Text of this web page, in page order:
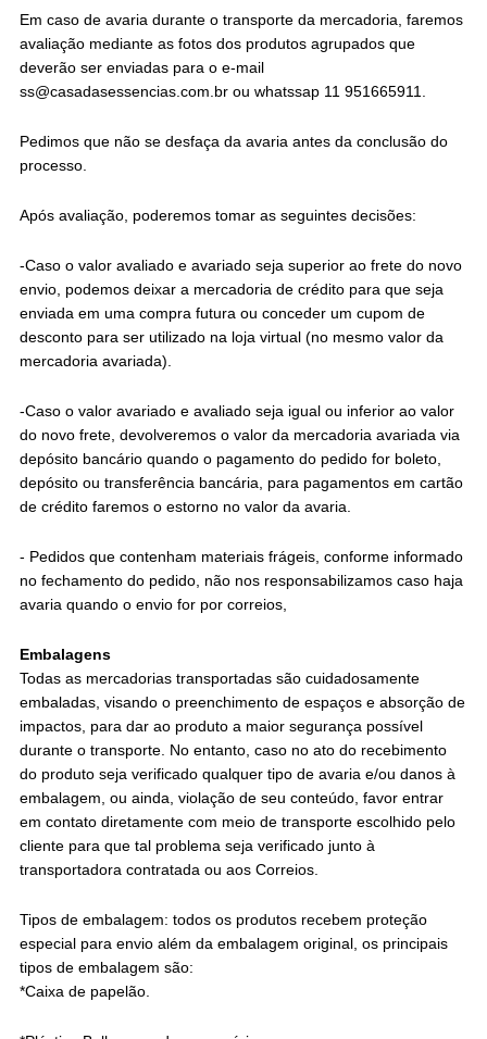
Em caso de avaria durante o transporte da mercadoria, faremos
avaliação mediante as fotos dos produtos agrupados que
deverão ser enviadas para o e-mail
ss@casadasessencias.com.br ou whatssap 11 951665911.
Pedimos que não se desfaça da avaria antes da conclusão do
processo.
Após avaliação, poderemos tomar as seguintes decisões:
-Caso o valor avaliado e avariado seja superior ao frete do novo
envio, podemos deixar a mercadoria de crédito para que seja
enviada em uma compra futura ou conceder um cupom de
desconto para ser utilizado na loja virtual (no mesmo valor da
mercadoria avariada).
-Caso o valor avariado e avaliado seja igual ou inferior ao valor
do novo frete, devolveremos o valor da mercadoria avariada via
depósito bancário quando o pagamento do pedido for boleto,
depósito ou transferência bancária, para pagamentos em cartão
de crédito faremos o estorno no valor da avaria.
- Pedidos que contenham materiais frágeis, conforme informado
no fechamento do pedido, não nos responsabilizamos caso haja
avaria quando o envio for por correios,
Embalagens
Todas as mercadorias transportadas são cuidadosamente
embaladas, visando o preenchimento de espaços e absorção de
impactos, para dar ao produto a maior segurança possível
durante o transporte. No entanto, caso no ato do recebimento
do produto seja verificado qualquer tipo de avaria e/ou danos à
embalagem, ou ainda, violação de seu conteúdo, favor entrar
em contato diretamente com meio de transporte escolhido pelo
cliente para que tal problema seja verificado junto à
transportadora contratada ou aos Correios.
Tipos de embalagem: todos os produtos recebem proteção
especial para envio além da embalagem original, os principais
tipos de embalagem são:
*Caixa de papelão.